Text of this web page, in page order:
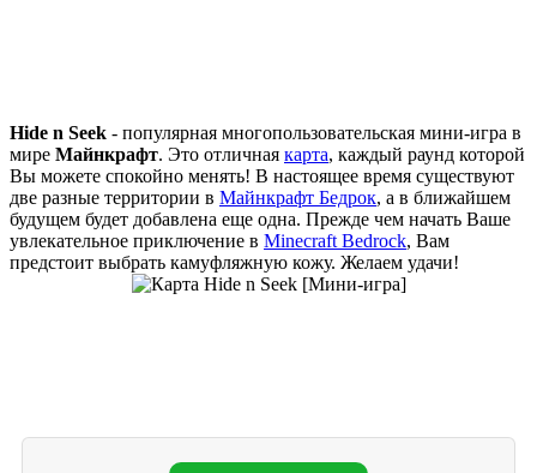
Hide n Seek - популярная многопользовательская мини-игра в
мире Майнкрафт. Это отличная карта, каждый раунд которой
Вы можете спокойно менять! В настоящее время существуют
две разные территории в Mайнкрафт Бедрок, а в ближайшем
будущем будет добавлена еще одна. Прежде чем начать Ваше
увлекательное приключение в Minecraft Bedrock, Вам
предстоит выбрать камуфляжную кожу. Желаем удачи!